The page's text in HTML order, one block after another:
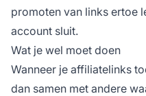
promoten van links ertoe
account sluit.
Wat je wel moet doen
Wanneer je affiliatelinks
dan samen met andere